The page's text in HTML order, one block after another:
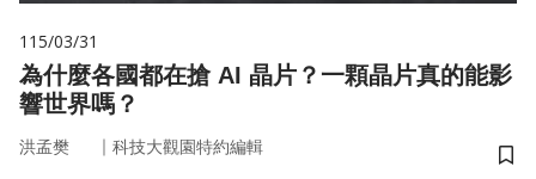
115/03/31
為什麼各國都在搶 AI 晶片？一顆晶片真的能影
響世界嗎？
洪孟樊 ｜ 科技大觀園特約編輯
儲